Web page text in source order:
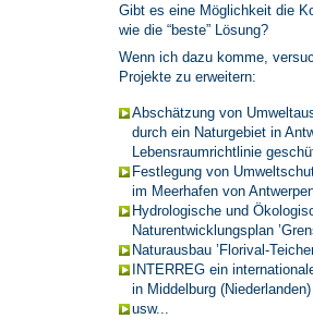
Gibt es eine Möglichkeit die
wie die “beste” Lösung?
Wenn ich dazu komme,
Projekte zu erweitern:
Abschätzung von
durch ein Naturgebiet in
Lebensraumrichtlinie
Festlegung von
im Meerhafen von
Hydrologische und
Naturentwicklungsplan
Naturausbau ’Florival-
INTERREG ein
in Middelburg (Niederlanden)
usw...